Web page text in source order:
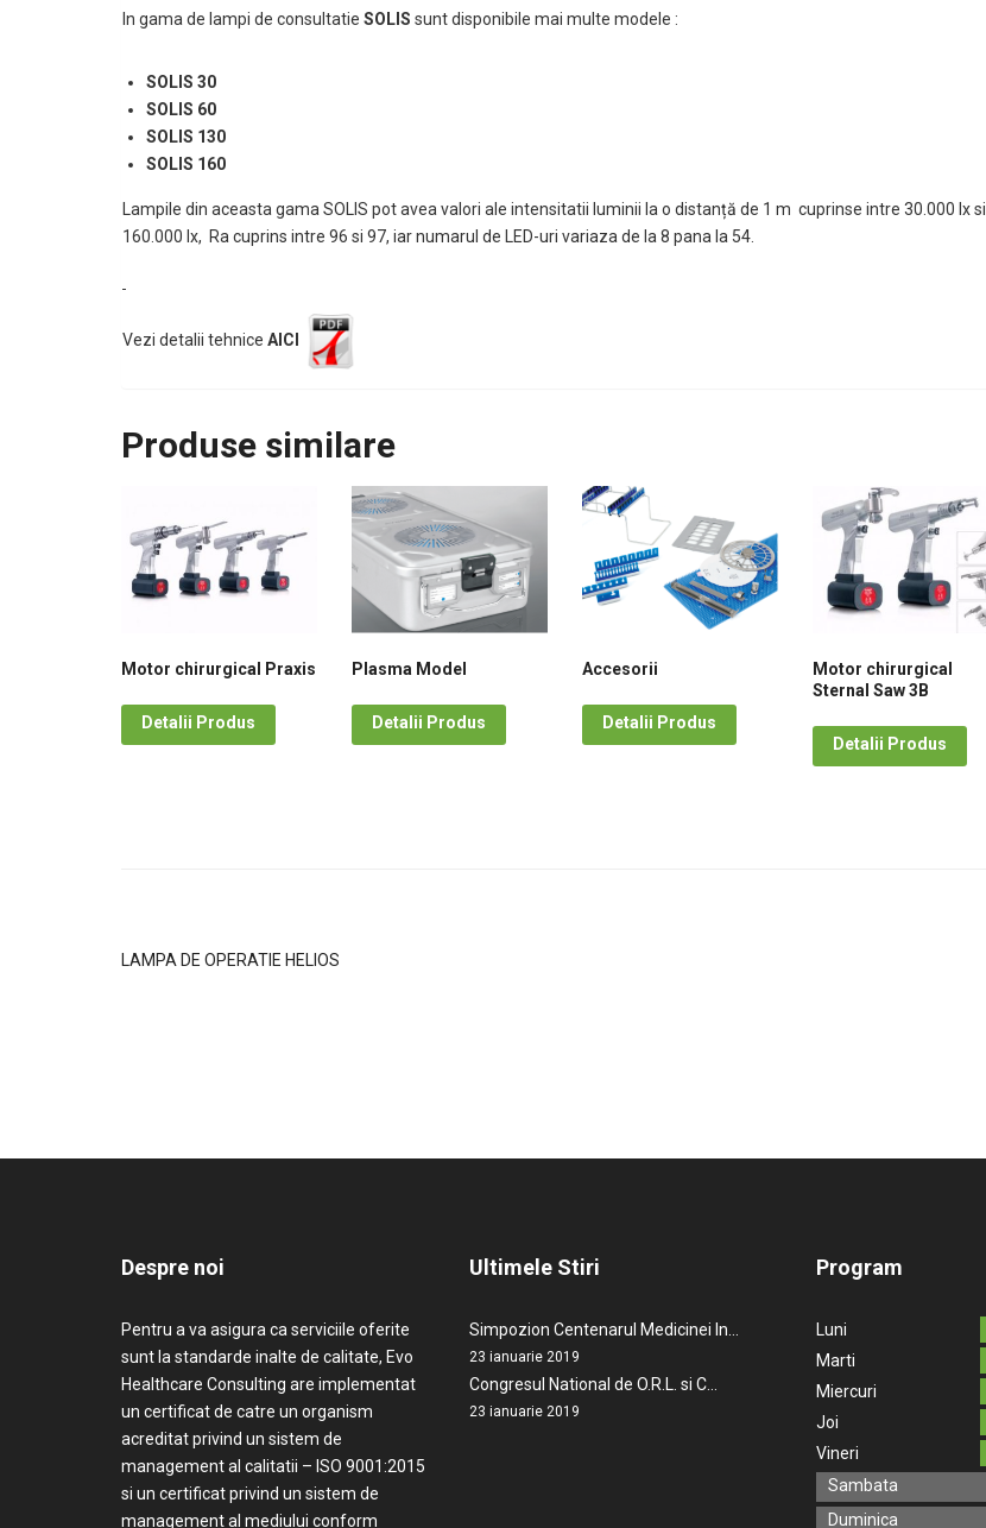
In gama de lampi de consultatie SOLIS sunt disponibile mai multe modele :
SOLIS 30
SOLIS 60
SOLIS 130
SOLIS 160
Lampile din aceasta gama SOLIS pot avea valori ale intensitatii luminii la o distanță de 1 m cuprinse intre 30.000 lx si
160.000 lx, Ra cuprins intre 96 si 97, iar numarul de LED-uri variaza de la 8 pana la 54.
Vezi detalii tehnice AICI
Produse similare
Motor chirurgical Praxis
Detalii Produs
Plasma Model
Detalii Produs
Accesorii
Detalii Produs
Motor chirurgical
Sternal Saw 3B
Detalii Produs
LAMPA DE OPERATIE HELIOS
Despre noi
Pentru a va asigura ca serviciile oferite
sunt la standarde inalte de calitate, Evo
Healthcare Consulting are implementat
un certificat de catre un organism
acreditat privind un sistem de
management al calitatii – ISO 9001:2015
si un certificat privind un sistem de
management al mediului conform
Ultimele Stiri
Simpozion Centenarul Medicinei In…
23 ianuarie 2019
Congresul National de O.R.L. si C…
23 ianuarie 2019
Program
Luni
Marti
Miercuri
Joi
Vineri
Sambata
Duminica